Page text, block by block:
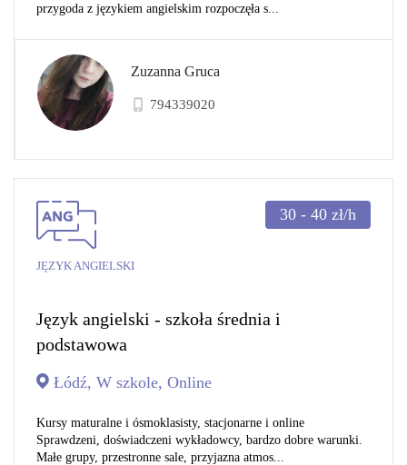
przygoda z językiem angielskim rozpoczęła s...
Zuzanna Gruca
794339020
JĘZYK ANGIELSKI
30 - 40 zł/h
Język angielski - szkoła średnia i
podstawowa
Łódź, W szkole, Online
Kursy maturalne i ósmoklasisty, stacjonarne i online
Sprawdzeni, doświadczeni wykładowcy, bardzo dobre warunki.
Małe grupy, przestronne sale, przyjazna atmos...